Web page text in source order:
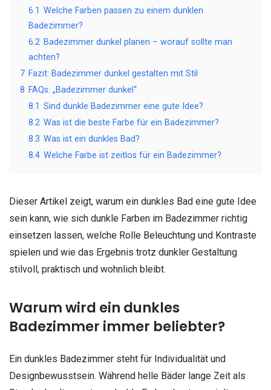
6.1 Welche Farben passen zu einem dunklen
Badezimmer?
6.2 Badezimmer dunkel planen – worauf sollte man
achten?
7 Fazit: Badezimmer dunkel gestalten mit Stil
8 FAQs: „Badezimmer dunkel“
8.1 Sind dunkle Badezimmer eine gute Idee?
8.2 Was ist die beste Farbe für ein Badezimmer?
8.3 Was ist ein dunkles Bad?
8.4 Welche Farbe ist zeitlos für ein Badezimmer?
Dieser Artikel zeigt, warum ein dunkles Bad eine gute Idee
sein kann, wie sich dunkle Farben im Badezimmer richtig
einsetzen lassen, welche Rolle Beleuchtung und Kontraste
spielen und wie das Ergebnis trotz dunkler Gestaltung
stilvoll, praktisch und wohnlich bleibt.
Warum wird ein dunkles
Badezimmer immer beliebter?
Ein dunkles Badezimmer steht für Individualität und
Designbewusstsein. Während helle Bäder lange Zeit als